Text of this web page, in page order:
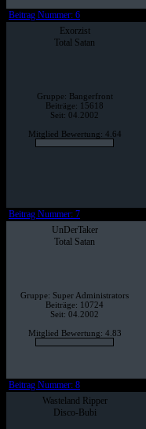
Beitrag Nummer: 6
Exorzist
Total Satan
Gruppe: Bangerfront
Beiträge: 15618
Seit: 04.2002
Mitglied Bewertung: 4.64
Beitrag Nummer: 7
UnDerTaker
Total Satan
Gruppe: Super Administrators
Beiträge: 10724
Seit: 04.2002
Mitglied Bewertung: 4.83
Beitrag Nummer: 8
Wasteland Ripper
Disco-Bubi